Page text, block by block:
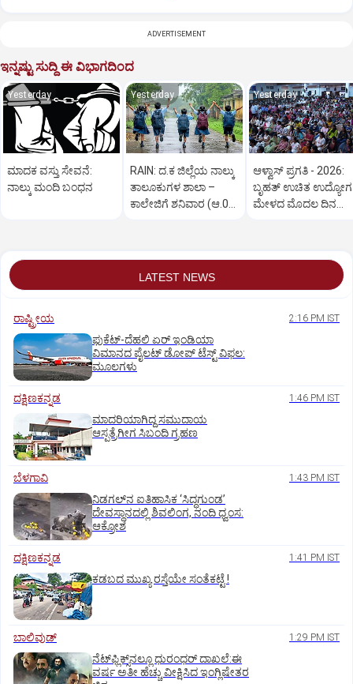
ADVERTISEMENT
ಇನ್ನಷ್ಟು ಸುದ್ದಿ ಈ ವಿಭಾಗದಿಂದ
Yesterday
ಮಾದಕ ವಸ್ತು ಸೇವನೆ:
ನಾಲ್ಕು ಮಂದಿ ಬಂಧನ
Yesterday
RAIN: ದ.ಕ ಜಿಲ್ಲೆಯ ನಾಲ್ಕು
ತಾಲೂಕುಗಳ ಶಾಲಾ –
ಕಾಲೇಜಿಗೆ ಶನಿವಾರ (ಆ.08)
Yesterday
ಆಳ್ವಾಸ್‌ ಪ್ರಗತಿ - 2026:
ಬೃಹತ್ ಉಚಿತ ಉದ್ಯೋಗ
ಮೇಳದ ಮೊದಲ ದಿನ
LATEST NEWS
ರಾಷ್ಟ್ರೀಯ 2:16 PM IST
ಫುಕೆಟ್‌-ದೆಹಲಿ ಏರ್‌ ಇಂಡಿಯಾ
ವಿಮಾನದ ಪೈಲಟ್‌ ಡೋಪ್‌ ಟೆಸ್ಟ್‌ ವಿಫಲ:
ಮೂಲಗಳು
ದಕ್ಷಿಣಕನ್ನಡ 1:46 PM IST
ಮಾದರಿಯಾಗಿದ್ದ ಸಮುದಾಯ
ಆಸ್ಪತ್ರೆಗೀಗ ಸಿಬಂದಿ ಗ್ರಹಣ
ಬೆಳಗಾವಿ 1:43 PM IST
ನಿಡಗಲ್‌ನ ಐತಿಹಾಸಿಕ ‘ಸಿದ್ಧಗುಂಡ’
ದೇವಸ್ಥಾನದಲ್ಲಿ ಶಿವಲಿಂಗ, ನಂದಿ ಧ್ವಂಸ:
ಆಕ್ರೋಶ
ದಕ್ಷಿಣಕನ್ನಡ 1:41 PM IST
ಕಡಬದ ಮುಖ್ಯ ರಸ್ತೆಯೇ ಸಂತೆಕಟ್ಟೆ !
ಬಾಲಿವುಡ್‌ 1:29 PM IST
ನೆಟ್‌ಫ್ಲಿಕ್ಸ್‌ನಲ್ಲೂ ಧುರಂಧರ್‌ ದಾಖಲೆ:ಈ
ವರ್ಷ ಅತೀ ಹೆಚ್ಚು ವೀಕ್ಷಿಸಿದ ಇಂಗ್ಲಿಷೇತರ